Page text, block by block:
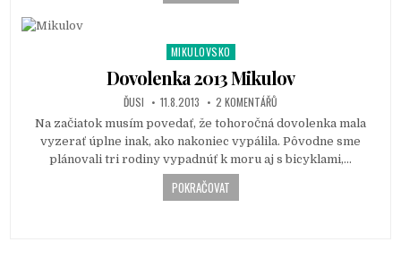
P
o
s
t
e
d
i
n
MIKULOVSKO
Dovolenka 2013 Mikulov
ĎUSI 11.8.2013 2 KOMENTÁŘŮ
Na začiatok musím povedať, že tohoročná dovolenka mala
vyzerať úplne inak, ako nakoniec vypálila. Pôvodne sme
plánovali tri rodiny vypadnúť k moru aj s bicyklami,…
POKRAČOVAT